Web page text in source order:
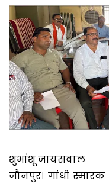
शुभांशू जायसवाल
जौनपुर। गांधी स्मारक